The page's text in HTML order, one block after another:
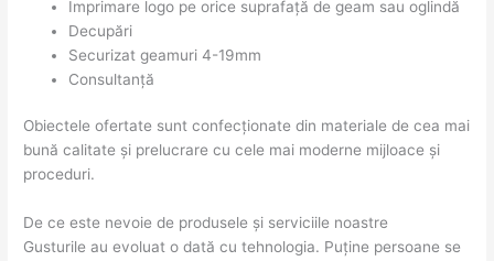
Imprimare logo pe orice suprafață de geam sau oglindă
Decupări
Securizat geamuri 4-19mm
Consultanță
Obiectele ofertate sunt confecționate din materiale de cea mai
bună calitate și prelucrare cu cele mai moderne mijloace și
proceduri.
De ce este nevoie de produsele și serviciile noastre
Gusturile au evoluat o dată cu tehnologia. Puține persoane se